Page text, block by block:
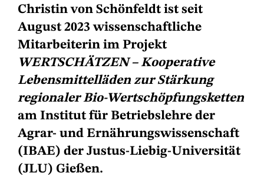
Christin von Schönfeldt ist seit
August 2023 wissenschaftliche
Mitarbeiterin im Projekt
WERTSCHÄTZEN – Kooperative
Lebensmittelläden zur Stärkung
regionaler Bio-Wertschöpfungsketten
am Institut für Betriebslehre der
Agrar- und Ernährungswissenschaft
(IBAE) der Justus-Liebig-Universität
(JLU) Gießen.